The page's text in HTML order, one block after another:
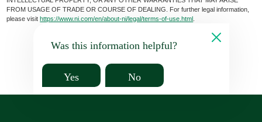
FROM USAGE OF TRADE OR COURSE OF DEALING. For further legal information,
please visithttps://www.ni.com/en/about-ni/legal/terms-of-use.html
Was this information helpful?
Yes No